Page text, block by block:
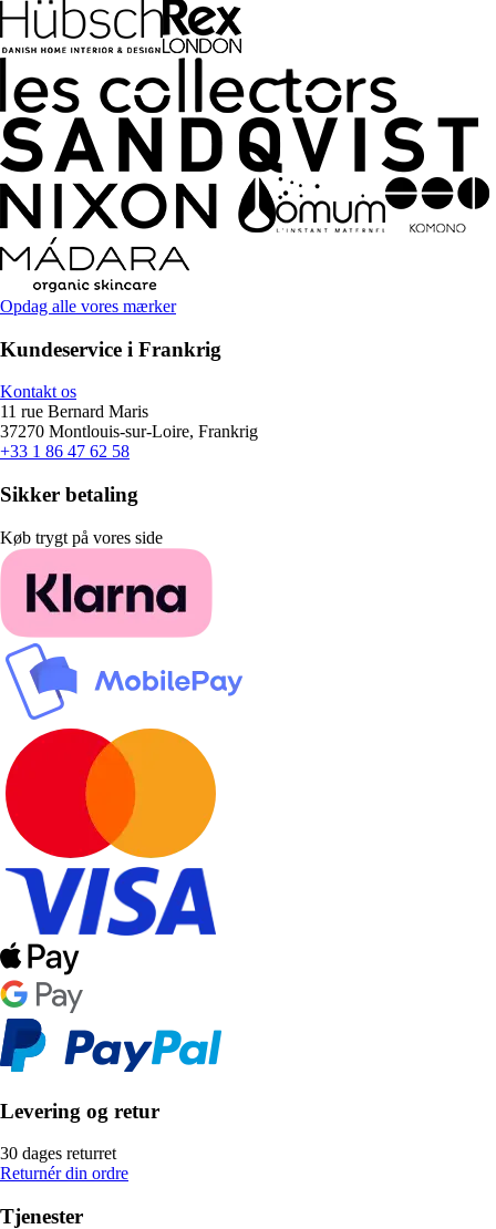
Opdag alle vores mærker
Kundeservice i Frankrig
Kontakt os
11 rue Bernard Maris
37270 Montlouis-sur-Loire, Frankrig
+33 1 86 47 62 58
Sikker betaling
Køb trygt på vores side
Levering og retur
30 dages returret
Returnér din ordre
Tjenester